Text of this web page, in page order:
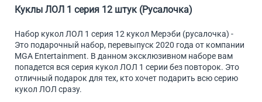
Куклы ЛОЛ 1 серия 12 штук (Русалочка)
Набор кукол ЛОЛ 1 серия 12 кукол Мерэби (русалочка) -
Это подарочный набор, перевыпуск 2020 года от компании
MGA Entertainment. В данном эксклюзивном наборе вам
попадется вся серия кукол ЛОЛ 1 серии без повторок. Это
отличный подарок для тех, кто хочет подарить всю серию
кукол ЛОЛ сразу.